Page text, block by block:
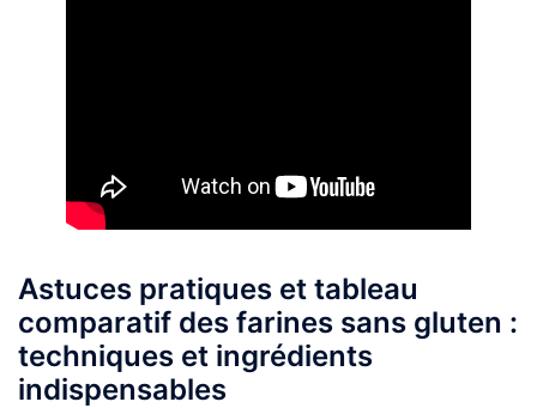
Astuces pratiques et tableau
comparatif des farines sans gluten :
techniques et ingrédients
indispensables